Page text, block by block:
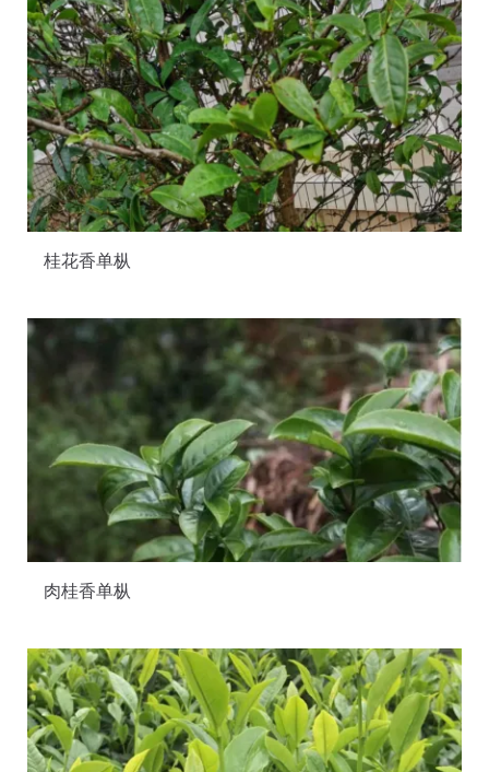
桂花香单枞
肉桂香单枞